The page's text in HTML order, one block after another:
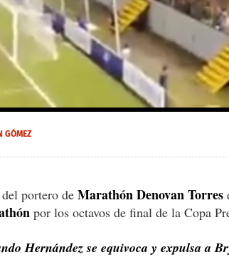
GÓMEZ
portero de MarathónDenovanTorres
por los octavos de final de la Copa
Hernández se equivoca y expulsa a